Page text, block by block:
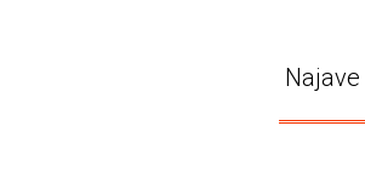
Najave